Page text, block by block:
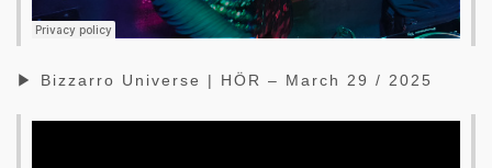
▶ Bizzarro Universe | HÖR – March 29 / 2025